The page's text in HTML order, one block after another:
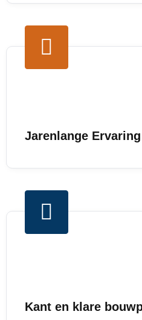
Jarenlange Ervaring
Kant en klare